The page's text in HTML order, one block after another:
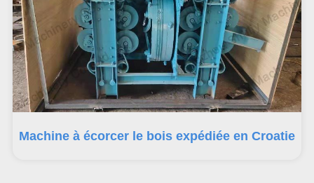
Machine à écorcer le bois expédiée en Croatie